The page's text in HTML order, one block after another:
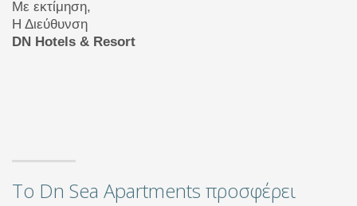
Με εκτίμηση,
Η Διεύθυνση
DN Hotels & Resort
Το Dn Sea Apartments προσφέρει